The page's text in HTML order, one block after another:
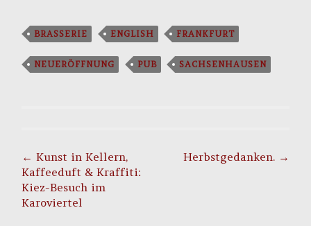
BRASSERIE ENGLISH FRANKFURT
NEUERÖFFNUNG PUB SACHSENHAUSEN
navigation
← Kunst in Kellern,
Kaffeeduft & Kraffiti:
Kiez-Besuch im
Karoviertel
Herbstgedanken. →